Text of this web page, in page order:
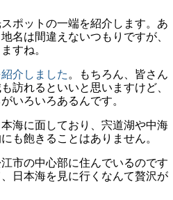
ポットの一端を紹介します。あ
名は間違えないつもりですが、
すね。
介しました。もちろん、皆さん
訪れるといいと思いますけど、
いろいろあるんです。
海に面しており、宍道湖や中海
も飽きることはありません。
市の中心部に住んでいるのです
日本海を見に行くなんて贅沢が